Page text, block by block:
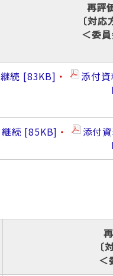
再評
〔対応
＜委
継続 83KB ・ 添付資
継続 85KB ・ 添付
〔
＜